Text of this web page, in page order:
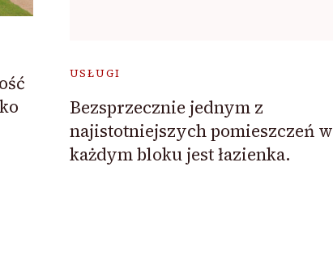
USŁUGI
Bezsprzecznie jednym z
najistotniejszych pomieszczeń w
każdym bloku jest łazienka.